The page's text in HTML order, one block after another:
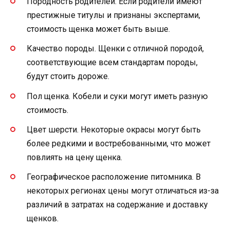
престижные титулы и признаны экспертами,
стоимость щенка может быть выше.
Качество породы. Щенки с отличной породой,
соответствующие всем стандартам породы,
будут стоить дороже.
Пол щенка. Кобели и суки могут иметь разную
стоимость.
Цвет шерсти. Некоторые окрасы могут быть
более редкими и востребованными, что может
повлиять на цену щенка.
Географическое расположение питомника. В
некоторых регионах цены могут отличаться из-за
различий в затратах на содержание и доставку
щенков.